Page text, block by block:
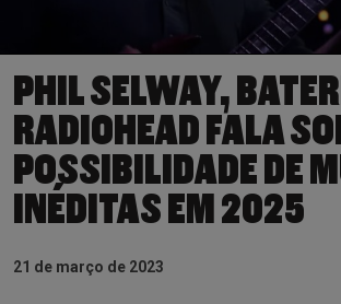
PHIL SELWAY,
RADIOHEAD FALA
POSSIBILIDADE DE
INÉDITAS EM 2025
21 de março de 2023